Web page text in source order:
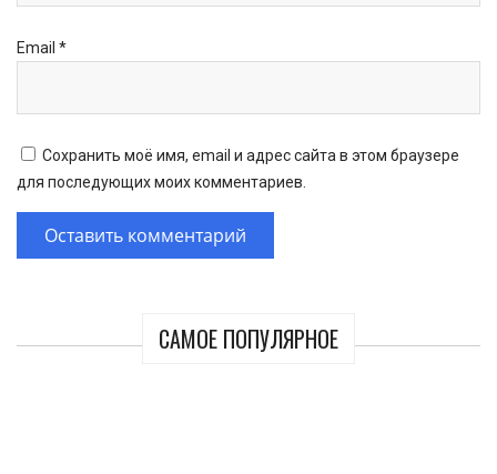
САМОЕ ПОПУЛЯРНОЕ
Email *
Сохранить моё имя, email и адрес сайта в этом браузере
для последующих моих комментариев.